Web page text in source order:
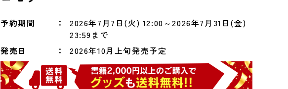
予約期間
2026年7月7日(火) 12:00～2026年7月31日(金)
23:59まで
発売日
2026年10月上旬発売予定